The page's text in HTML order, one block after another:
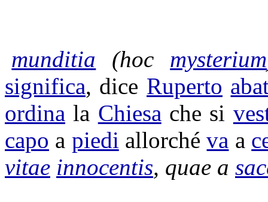
munditia (hoc mysterium
significa, dice Ruperto
ordina la Chiesa che si
capo a piedi allorchéva a
vitae innocentis, quae a